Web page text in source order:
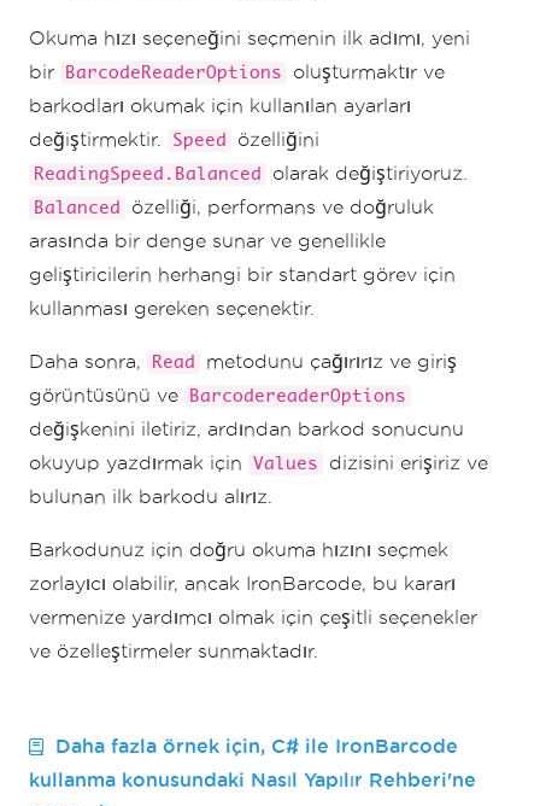
Okuma hızı seçeneğini seçmenin ilk adımı, yeni
bir
BarcodeReaderOptions
oluşturmaktır ve
barkodları okumak için kullanılan ayarları
değiştirmektir.
Speed özelliğini
ReadingSpeed.Balanced olarak değiştiriyoruz.
Balanced
özelliği, performans ve doğruluk
arasında bir denge sunar ve genellikle
geliştiricilerin herhangi bir standart görev için
kullanması gereken seçenektir.
Daha sonra, Read
metodunu çağırırız ve giriş
görüntüsünü ve
BarcodereaderOptions
değişkenini iletiriz, ardından barkod sonucunu
okuyup yazdırmak için
Values
dizisini erişiriz ve
bulunan ilk barkodu alırız.
Barkodunuz için doğru okuma hızını seçmek
zorlayıcı olabilir, ancak IronBarcode, bu kararı
vermenize yardımcı olmak için çeşitli seçenekler
ve özelleştirmeler sunmaktadır.
Daha fazla örnek için, C# ile IronBarcode
kullanma konusundaki Nasıl Yapılır Rehberi'ne